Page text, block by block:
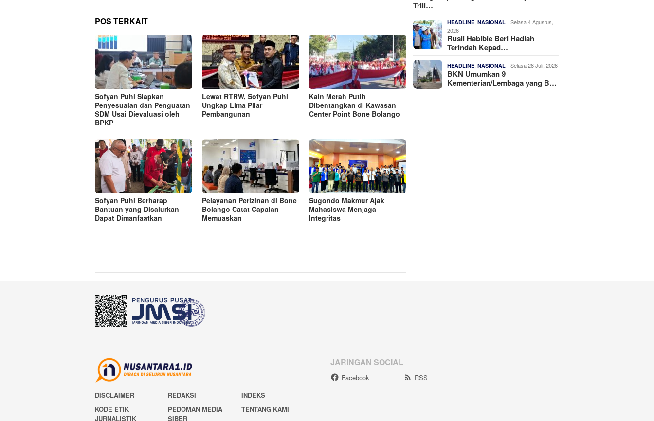
POS TERKAIT
Sofyan Puhi Siapkan
Penyesuaian dan Penguatan
SDM Usai Dievaluasi oleh
BPKP
Lewat RTRW, Sofyan Puhi
Ungkap Lima Pilar
Pembangunan
Kain Merah Putih
Dibentangkan di Kawasan
Center Point Bone Bolango
Sofyan Puhi Berharap
Bantuan yang Disalurkan
Dapat Dimanfaatkan
Pelayanan Perizinan di Bone
Bolango Catat Capaian
Memuaskan
Sugondo Makmur Ajak
Mahasiswa Menjaga
Integritas
Trili…
HEADLINE ,NASIONAL
Selasa 4 Agustus,
2026
Rusli Habibie Beri Hadiah
Terindah Kepad…
HEADLINE ,NASIONAL Selasa 28 Juli, 2026
BKN Umumkan 9
Kementerian/Lembaga yang B…
DISCLAIMER REDAKSI
INDEKS
KODE ETIK
JURNALISTIK
PEDOMAN MEDIA
SIBER
TENTANG KAMI
JARINGAN SOCIAL
Facebook RSS